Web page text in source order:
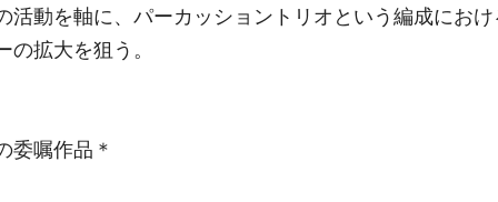
活動を軸に、パーカッショントリオという編成にお
の拡大を狙う。
委嘱作品＊